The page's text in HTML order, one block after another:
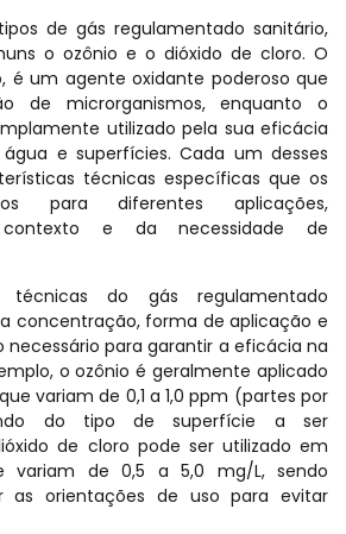
de gás regulamentado sanitário,
o ozônio e o dióxido de cloro. O
é um agente oxidante poderoso que
de microrganismos, enquanto o
utilizado pela sua eficácia
e superfícies. Cada um desses
técnicas específicas que os
para diferentes aplicações,
e da necessidade de
técnicas do gás regulamentado
concentração, forma de aplicação e
necessário para garantir a eficácia na
o ozônio é geralmente aplicado
variam de 0,1 a 1,0 ppm (partes por
do tipo de superfície a ser
de cloro pode ser utilizado em
variam de 0,5 a 5,0 mg/L, sendo
as orientações de uso para evitar